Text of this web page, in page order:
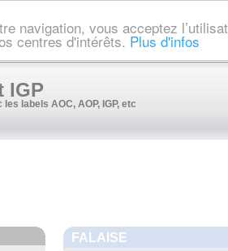
navigation, vous acceptez
centres d'intérêts. Plus d'infos
IGP
labels AOC, AOP, IGP, etc
FALAISE